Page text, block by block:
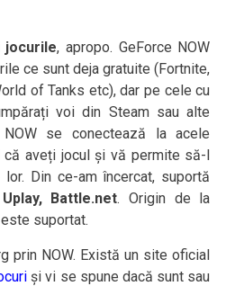
jocurile, apropo. GeForce NOW
ce sunt deja gratuite (Fortnite,
of Tanks etc), dar pe cele cu
voi din Steam sau alte
se conectează la acele
aveți jocul și vă permite să-l
Din ce-am încercat, suportă
Battle.net. Origin de la
suportat.
prin NOW. Există un site oficial
și vi se spune dacă sunt sau